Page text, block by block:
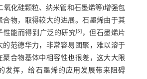
氧化硅颗粒、纳米管和石墨烯等)增强包
合物，取得较大的进展。石墨烯由于其
性能而得到广泛的研究[5] ，但石墨烯片
的范德华力，非常容易团聚，难以溶于
聚合物基体中相容性也很差，这大大限
发挥，给石墨烯的应用发展带来阻碍